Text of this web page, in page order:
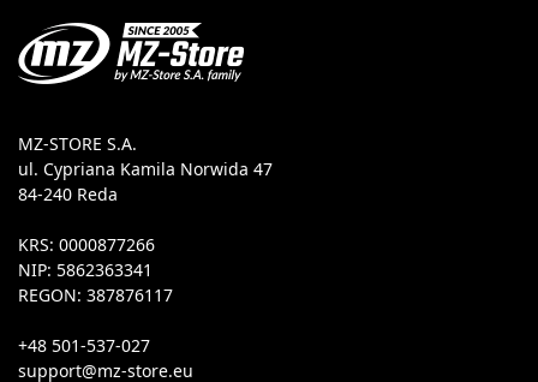
MZ-STORE S.A.
ul. Cypriana Kamila Norwida 47
84-240 Reda
KRS: 0000877266
NIP: 5862363341
REGON: 387876117
+48 501-537-027